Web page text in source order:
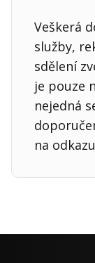
Veškerá
služby,
sdělení
je pouze
nejedná
na odkazu